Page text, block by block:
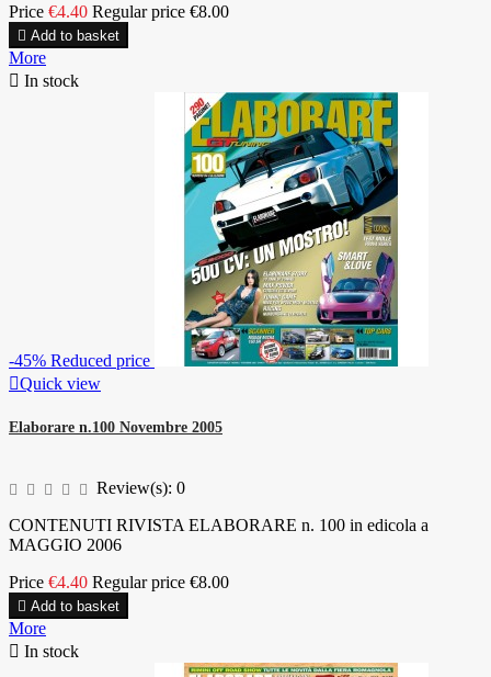
Price €4.40 Regular price €8.00
 Add to basket
More
 In stock
-45% Reduced price
Quick view
Elaborare n.100 Novembre 2005
Review(s): 0
CONTENUTI RIVISTA ELABORARE n. 100 in edicola a
MAGGIO 2006
Price €4.40 Regular price €8.00
 Add to basket
More
 In stock